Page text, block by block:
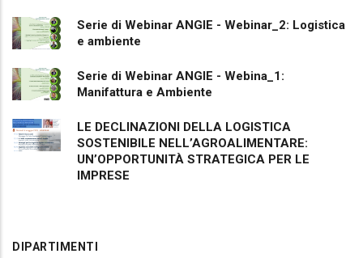
Serie di Webinar ANGIE - Webinar_2: Logistica
e ambiente
Serie di Webinar ANGIE - Webina_1:
Manifattura e Ambiente
LE DECLINAZIONI DELLA LOGISTICA
SOSTENIBILE NELL’AGROALIMENTARE:
UN’OPPORTUNITÀ STRATEGICA PER LE
IMPRESE
DIPARTIMENTI